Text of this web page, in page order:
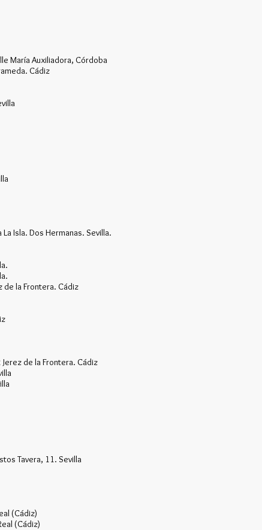
María Auxiliadora, Córdoba
Cádiz
Isla. Dos Hermanas. Sevilla.
de la Frontera. Cádiz
de la Frontera. Cádiz
Tavera, 11. Sevilla
(Cádiz)
(Cádiz)